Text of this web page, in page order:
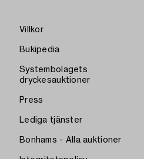
Villkor
Bukipedia
Systembolagets
dryckesauktioner
Press
Lediga tjänster
Bonhams - Alla auktioner